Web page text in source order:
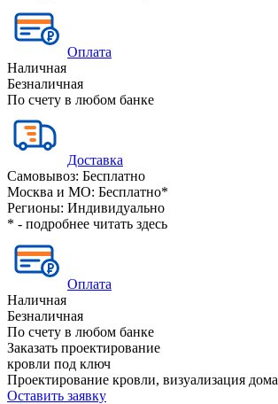
Оплата
Наличная
Безналичная
По счету в любом банке
Доставка
Самовывоз: Бесплатно
Москва и МО: Бесплатно*
Регионы: Индивидуально
* - подробнее читать здесь
Оплата
Наличная
Безналичная
По счету в любом банке
Заказать проектирование
кровли под ключ
Проектирование кровли, визуализация дома
Оставить заявку